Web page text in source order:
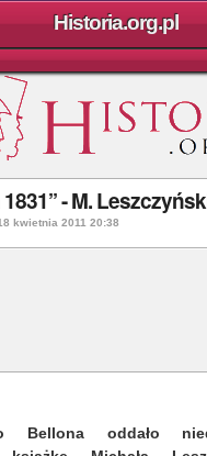
Historia.org.pl
1831’’ - M.
kwietnia 2011 20:38
Bellona oddało